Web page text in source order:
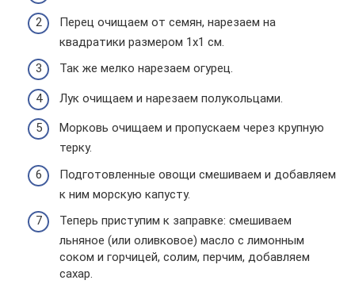
Перец очищаем от семян, нарезаем на
квадратики размером 1х1 см.
Так же мелко нарезаем огурец.
Лук очищаем и нарезаем полукольцами.
Морковь очищаем и пропускаем через крупную
терку.
Подготовленные овощи смешиваем и добавляем
к ним морскую капусту.
Теперь приступим к заправке: смешиваем
льняное (или оливковое) масло с лимонным
соком и горчицей, солим, перчим, добавляем
сахар.